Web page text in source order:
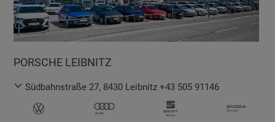
PORSCHE LEIBNITZ
Südbahnstraße 27, 8430 Leibnitz +43 505 91146